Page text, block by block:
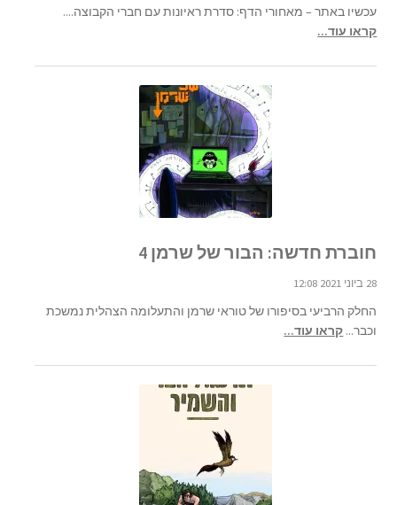
עכשיו באתר – מאחורי הדף: סדרת ראיונות עם חברי הקבוצה....
קראו עוד...
חוברת חדשה: הבור של שרמן 4
28 ביוני 2021 12:08
החלק הרביעי בסיפורו של טוראי שרמן והתעלומה הצהלית נמשכת
וכבר... קראו עוד...